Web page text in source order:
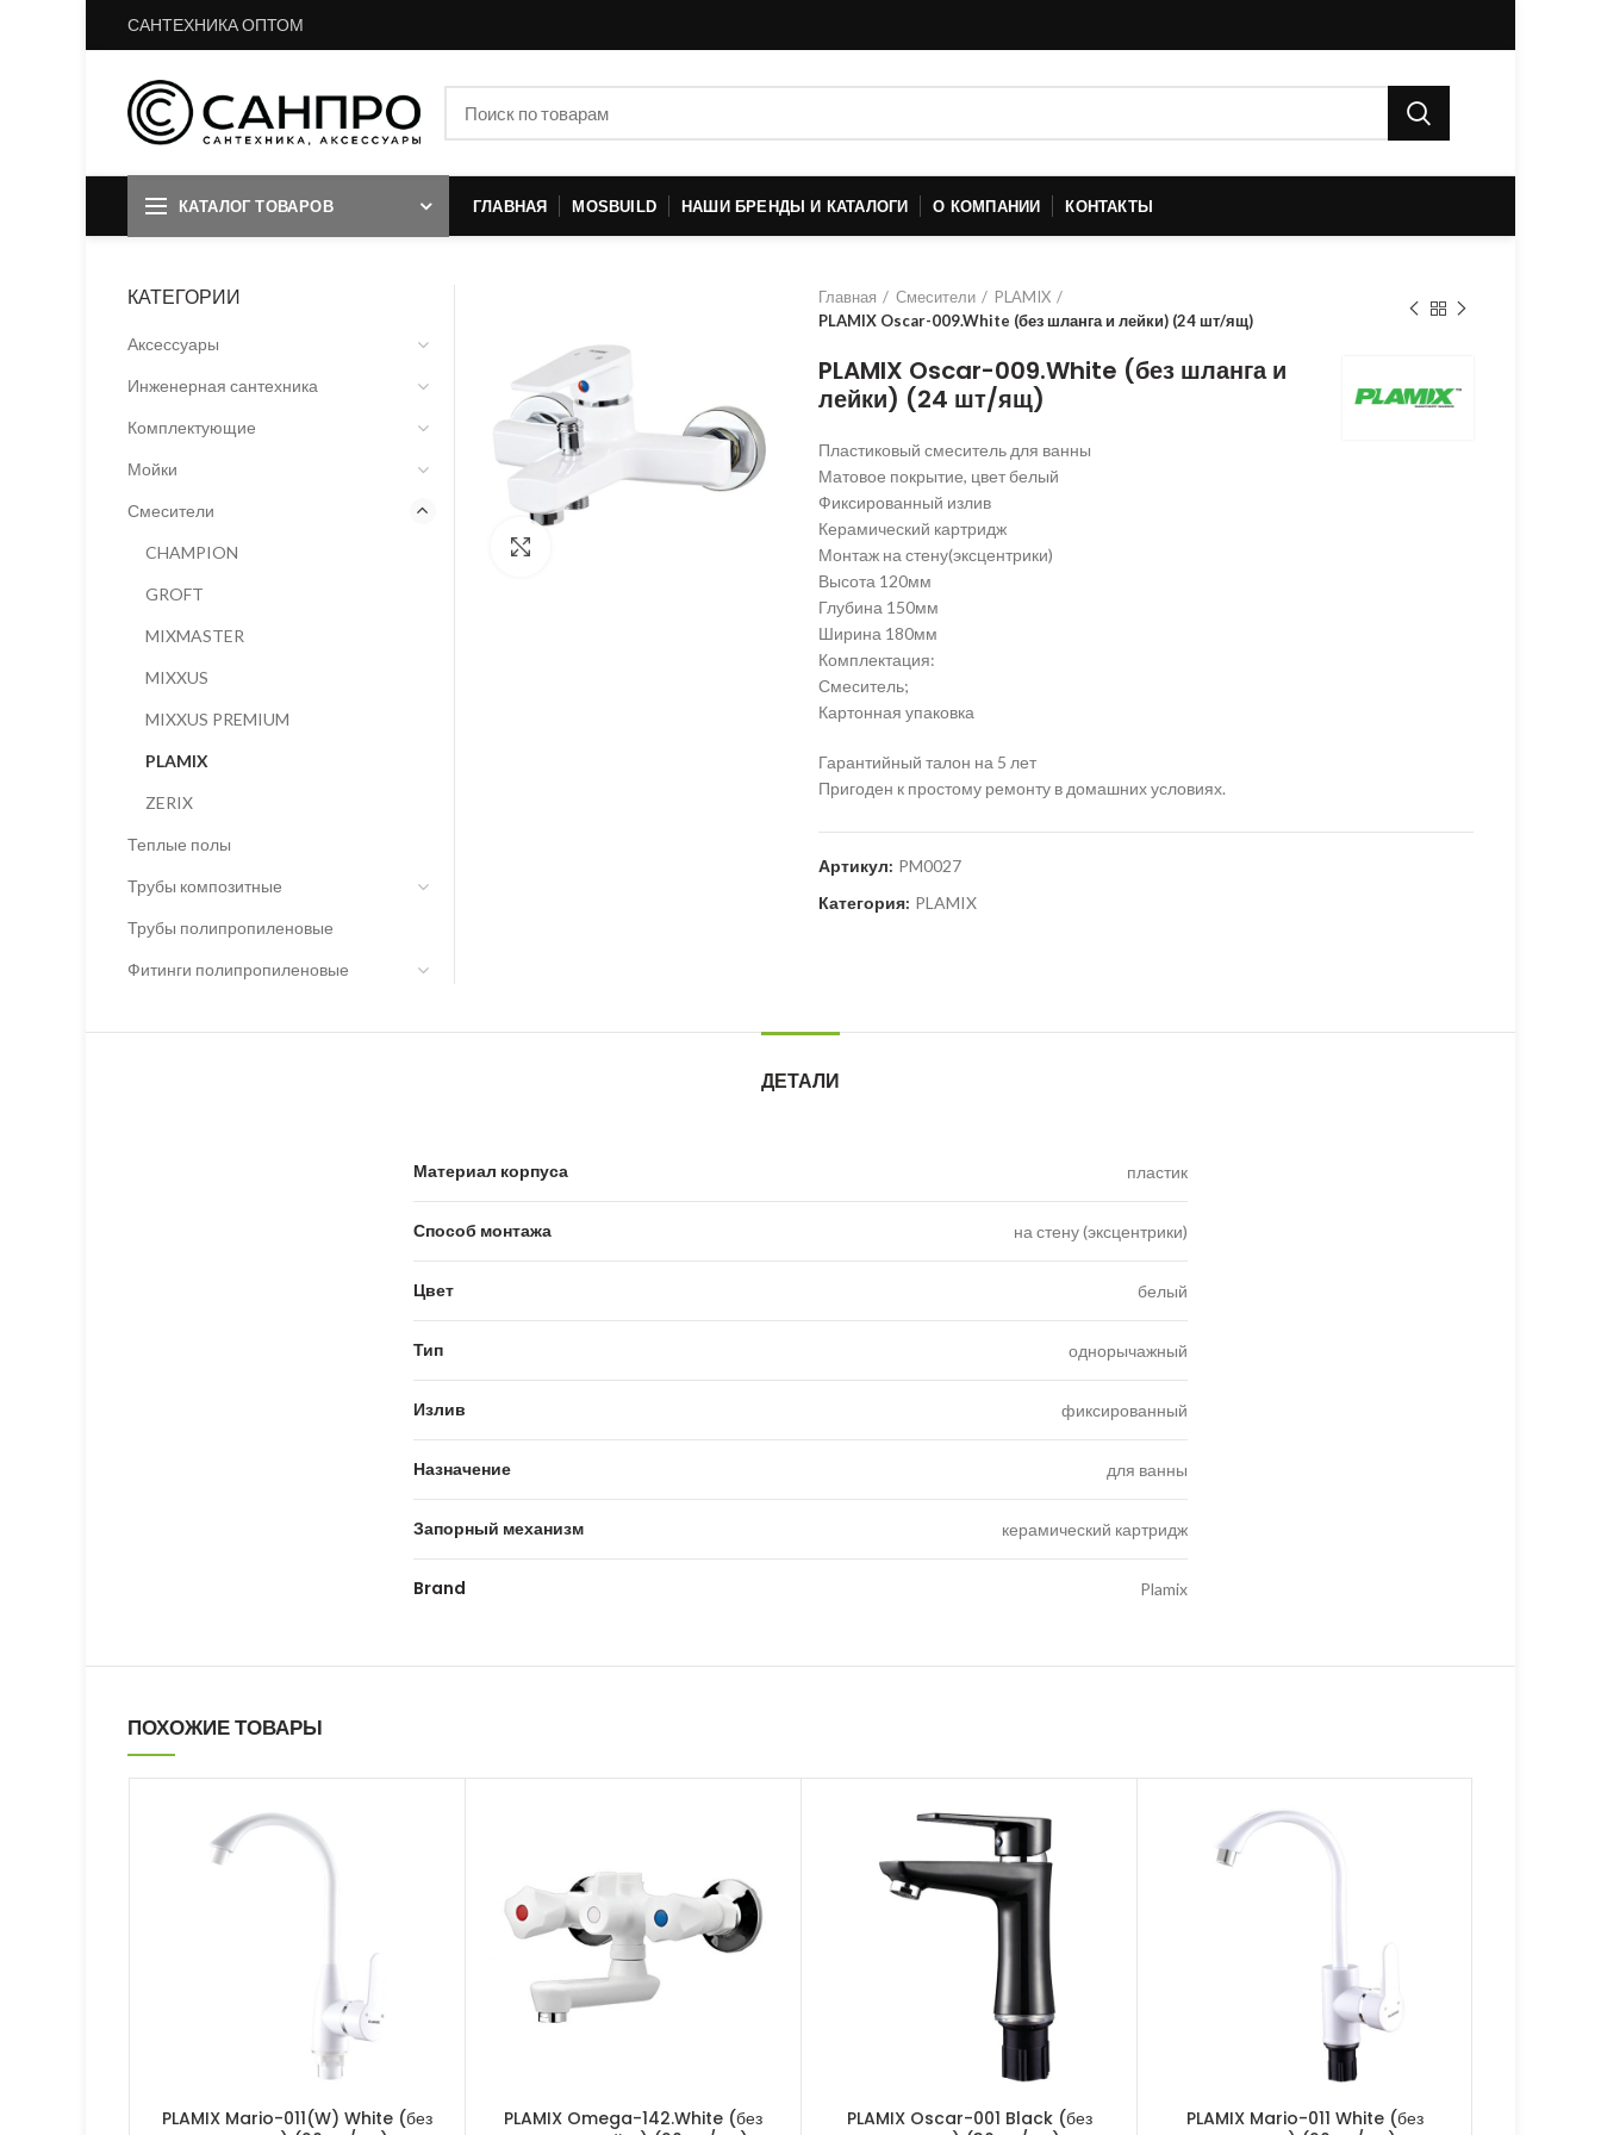
САНТЕХНИКА ОПТОМ
КАТАЛОГ ТОВАРОВ ГЛАВНАЯ MOSBUILD НАШИ БРЕНДЫ И КАТАЛОГИ О КОМПАНИИ КОНТАКТЫ
Главная Смесители
PLAMIX
PLAMIX Oscar-009.White (без шланга и лейки) (24 шт/ящ)
PLAMIX Oscar-009.White (без шланга и
лейки) (24 шт/ящ)
Пластиковый смеситель для ванны
Матовое покрытие, цвет белый
Фиксированный излив
Керамический картридж
Монтаж на стену(эксцентрики)
Высота 120мм
Глубина 150мм
Ширина 180мм
Комплектация:
Смеситель;
Картонная упаковка
Гарантийный талон на 5 лет
Пригоден к простому ремонту в домашних условиях.
Артикул: PM0027
Категория: PLAMIX
КАТЕГОРИИ
Аксессуары
Инженерная сантехника
Комплектующие
Мойки
Смесители
CHAMPION
GROFT
MIXMASTER
MIXXUS
MIXXUS PREMIUM
PLAMIX
ZERIX
Теплые полы
Трубы композитные
Трубы полипропиленовые
Фитинги полипропиленовые
ДЕТАЛИ
Материал корпуса пластик
Способ монтажа на стену (эксцентрики)
Цвет белый
Тип однорычажный
Излив фиксированный
Назначение для ванны
Запорный механизм керамический картридж
Brand Plamix
ПОХОЖИЕ ТОВАРЫ
PLAMIX Mario-011(W) White (без
PLAMIX Omega-142.White (без
PLAMIX Oscar-001 Black (без
PLAMIX Mario-011 White (без